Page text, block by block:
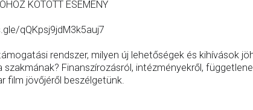
KÖTÖTT ESEMÉNY
qQKpsj9jdM3k5auj7
rendszer, milyen új lehetőségek és kihívások
szakmának? Finanszírozásról, intézményekről,
film jövőjéről beszélgetünk.